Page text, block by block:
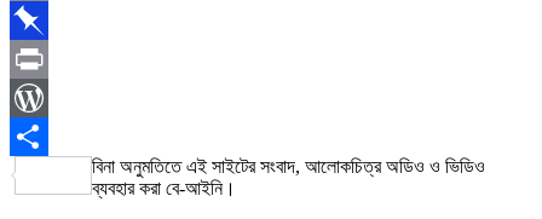
Copy
Link
Pinboard
Print
WordPress
Share
বিনা অনুমতিতে এই সাইটের সংবাদ, আলোকচিত্র অডিও ও ভিডিও
ব্যবহার করা বে-আইনি।